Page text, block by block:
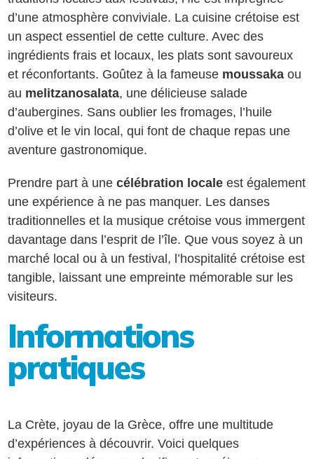
d’une atmosphère conviviale. La cuisine crétoise est
un aspect essentiel de cette culture. Avec des
ingrédients frais et locaux, les plats sont savoureux
et réconfortants. Goûtez à la fameuse moussaka ou
au melitzanosalata, une délicieuse salade
d’aubergines. Sans oublier les fromages, l’huile
d’olive et le vin local, qui font de chaque repas une
aventure gastronomique.
Prendre part à unecélébration locale est également
une expérience à ne pas manquer. Les danses
traditionnelles et la musique crétoise vous immergent
davantage dans l’esprit de l’île. Que vous soyez à un
marché local ou à un festival, l’hospitalité crétoise est
tangible, laissant une empreinte mémorable sur les
visiteurs.
Informations
pratiques
La Crète, joyau de la Grèce, offre une multitude
d’expériences à découvrir. Voici quelques